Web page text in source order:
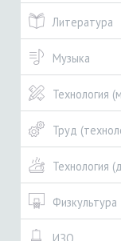
Литература
Музыка
Технология
Труд
Технология
Физкультура